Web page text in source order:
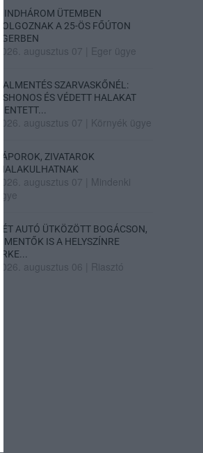
MINDHÁROM ÜTEMBEN
DOLGOZNAK A 25-ÖS FŐÚTON
EGERBEN
2026. augusztus 07 Eger ügye
HALMENTÉS SZARVASKŐNÉL:
ŐSHONOS ÉS VÉDETT HALAKAT
MENTETT...
2026. augusztus 07 Környék ügye
ZÁPOROK, ZIVATAROK
KIALAKULHATNAK
2026. augusztus 07
Mindenki
ügye
KÉT AUTÓ ÜTKÖZÖTT BOGÁCSON,
A MENTŐK IS A HELYSZÍNRE
ÉRKE...
2026. augusztus 06 Riasztó